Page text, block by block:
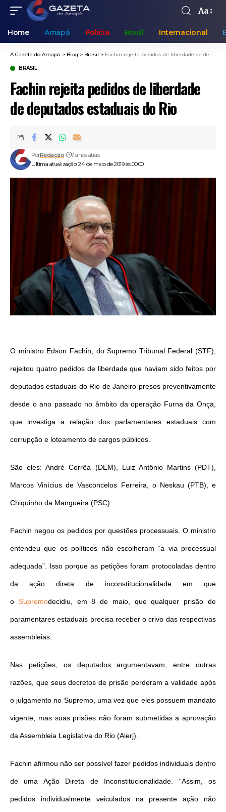
Aa
Home Amapá Polícia Brasil Internacional
A Gazeta do Amapá > Blog > Brasil > Fachin rejeita pedidos de liberdade de deputados estaduais do Rio
BRASIL
Fachin rejeita pedidos de liberdade
de deputados estaduais do Rio
Ultima atualização: 24 de maio de 2019 às 00:00
PorRedação 7 anos atrás
O ministro Edson Fachin, do Supremo Tribunal Federal (STF),
rejeitou quatro pedidos de liberdade que haviam sido feitos por
deputados estaduais do Rio de Janeiro presos preventivamente
desde o ano passado no âmbito da operação Furna da Onça,
que investiga a relação dos parlamentares estaduais com
corrupção e loteamento de cargos públicos.
São eles: André Corrêa (DEM), Luiz Antônio Martins (PDT),
Marcos Vinícius de Vasconcelos Ferreira, o Neskau (PTB), e
Chiquinho da Mangueira (PSC).
Fachin negou os pedidos por questões processuais. O ministro
entendeu que os políticos não escolheram “a via processual
adequada”. Isso porque as petições foram protocoladas dentro
da ação direta de inconstitucionalidade em que
o Supremodecidiu, em 8 de maio, que qualquer prisão de
paramentares estaduais precisa receber o crivo das respectivas
assembleias.
Nas petições, os deputados argumentavam, entre outras
razões, que seus decretos de prisão perderam a validade após
o julgamento no Supremo, uma vez que eles possuem mandato
vigente, mas suas prisões não foram submetidas a aprovação
da Assembleia Legislativa do Rio (Alerj).
Fachin afirmou não ser possível fazer pedidos individuais dentro
de uma Ação Direta de Inconstitucionalidade. “Assim, os
pedidos individualmente veiculados na presente ação não